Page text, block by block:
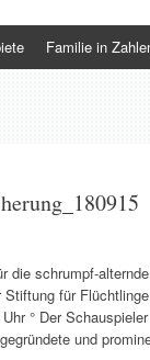
Familie in
schrumpf-
für
° Der
und